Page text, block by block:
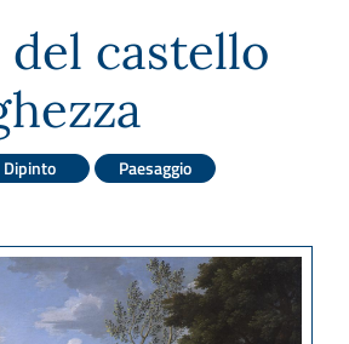
del castello
Dipinto Paesaggio